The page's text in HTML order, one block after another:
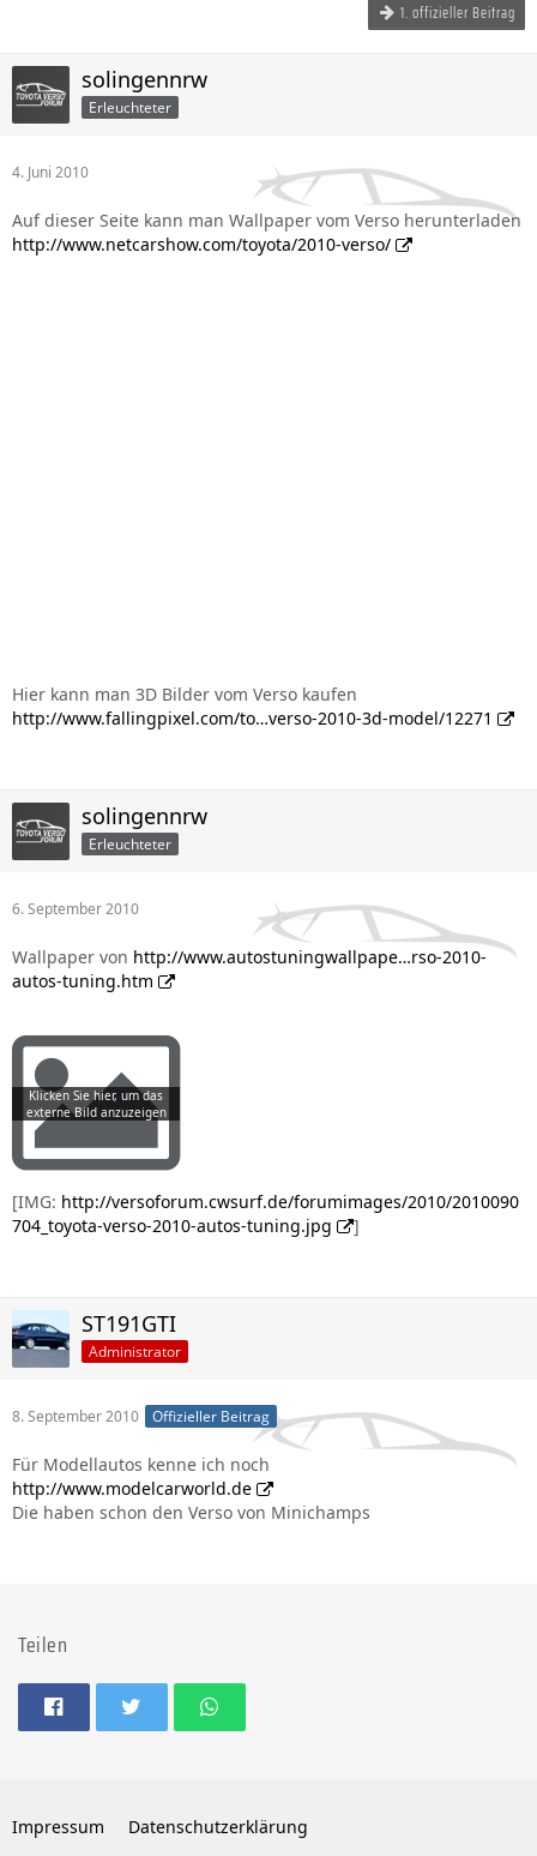
1. offizieller Beitrag
solingennrw
Erleuchteter
4. Juni 2010
Auf dieser Seite kann man Wallpaper vom Verso herunterladen
http://www.netcarshow.com/toyota/2010-verso/
Hier kann man 3D Bilder vom Verso kaufen
http://www.fallingpixel.com/to…verso-2010-3d-model/12271
solingennrw
Erleuchteter
6. September 2010
Wallpaper von http://www.autostuningwallpape…rso-2010-
autos-tuning.htm
[IMG: http://versoforum.cwsurf.de/forumimages/2010/2010090
704_toyota-verso-2010-autos-tuning.jpg
]
ST191GTI
Administrator
8. September 2010 Offizieller Beitrag
Für Modellautos kenne ich noch
http://www.modelcarworld.de
Die haben schon den Verso von Minichamps
Teilen
Impressum Datenschutzerklärung